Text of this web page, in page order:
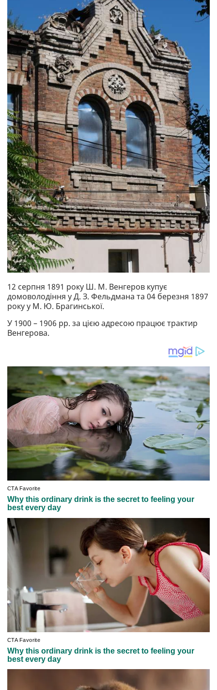
12 серпня 1891 року Ш. М. Венгеров купує
домоволодіння у Д. З. Фельдмана та 04 березня 1897
року у М. Ю. Брагинської.
У 1900 – 1906 рр. за цією адресою працює трактир
Венгерова.